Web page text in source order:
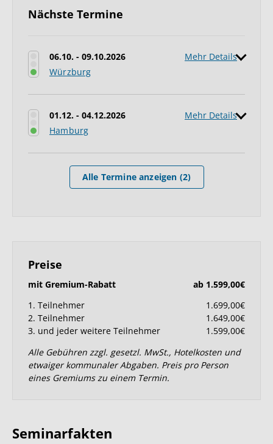
Nächste Termine
06.10. - 09.10.2026
Würzburg
Mehr Details
01.12. - 04.12.2026
Hamburg
Mehr Details
Alle Termine anzeigen (2)
Preise
mit Gremium-Rabatt
ab 1.599,00€
1. Teilnehmer
1.699,00€
2. Teilnehmer
1.649,00€
3. und jeder weitere Teilnehmer
1.599,00€
Alle Gebühren zzgl. gesetzl. MwSt., Hotelkosten und
etwaiger kommunaler Abgaben. Preis pro Person
eines Gremiums zu einem Termin.
Seminarfakten